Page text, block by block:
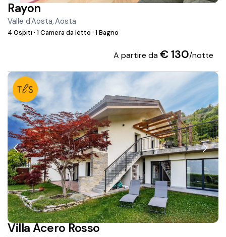
Rayon
Valle d'Aosta,Aosta
4 Ospiti· 1 Camera da letto· 1 Bagno
A partire da€ 130/notte
Villa Acero Rosso